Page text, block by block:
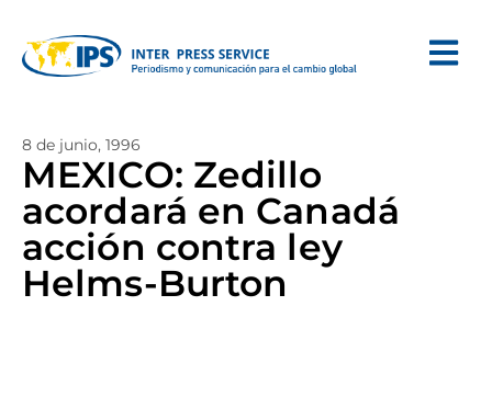
8 de junio, 1996
MEXICO: Zedillo
acordará en Canadá
acción contra ley
Helms-Burton